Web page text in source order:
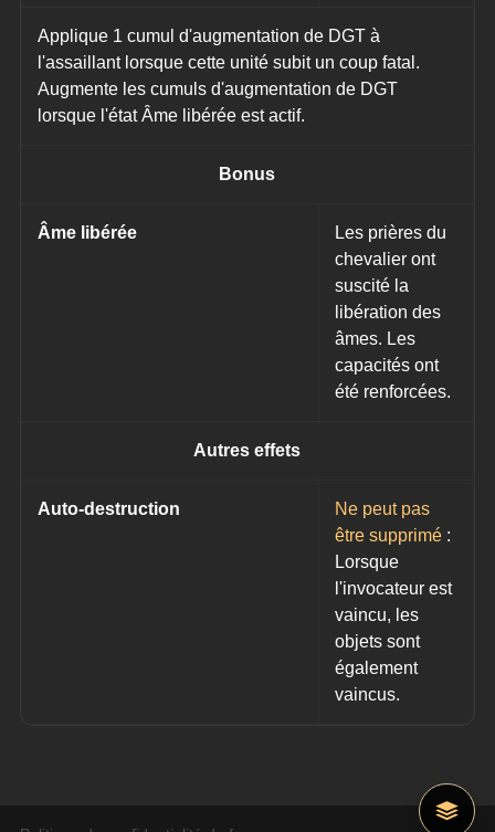
Applique 1 cumul d'augmentation de DGT à
l'assaillant lorsque cette unité subit un coup fatal.
Augmente les cumuls d'augmentation de DGT
lorsque l'état Âme libérée est actif.
Bonus
Âme libérée
Les prières du
chevalier ont
suscité la
libération des
âmes. Les
capacités ont
été renforcées.
Autres effets
Auto-destruction
Ne peut pas
être supprimé :
Lorsque
l'invocateur est
vaincu, les
objets sont
également
vaincus.